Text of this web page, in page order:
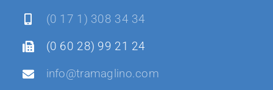
(0 17 1) 308 34 34
(0 60 28) 99 21 24
info@tramaglino.com